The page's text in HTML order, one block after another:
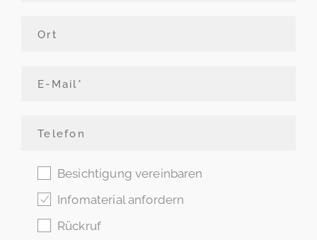
Besichtigung vereinbaren
Infomaterial anfordern
Rückruf